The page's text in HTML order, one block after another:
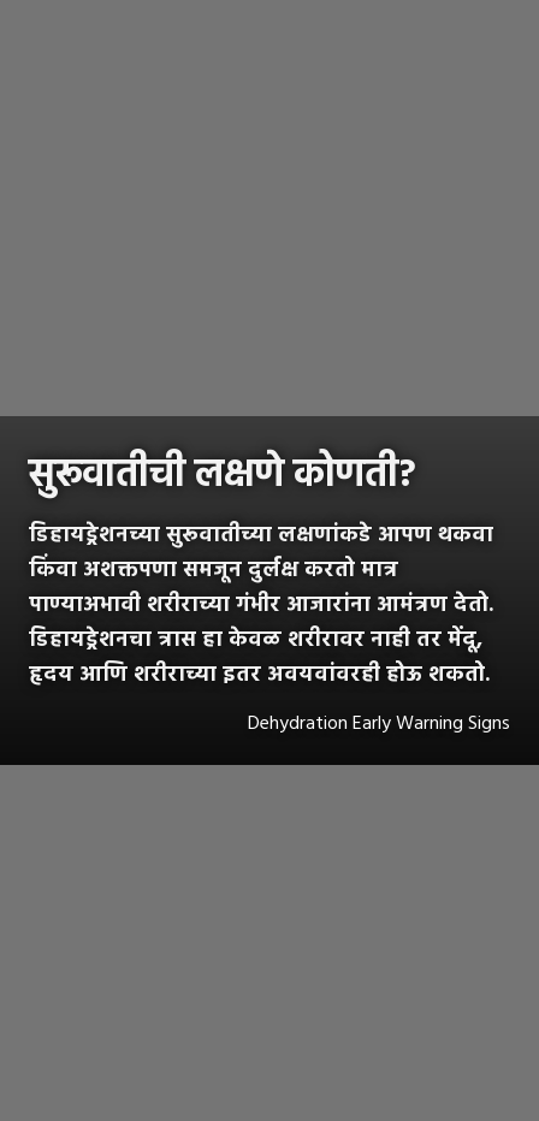
सुरूवातीची लक्षणे कोणती?
डिहायड्रेशनच्या सुरूवातीच्या लक्षणांकडे आपण थकवा
किंवा अशक्तपणा समजून दुर्लक्ष करतो मात्र
पाण्याअभावी शरीराच्या गंभीर आजारांना आमंत्रण देतो.
डिहायड्रेशनचा त्रास हा केवळ शरीरावर नाही तर मेंदू,
हृदय आणि शरीराच्या इतर अवयवांवरही होऊ शकतो.
Dehydration Early Warning Signs